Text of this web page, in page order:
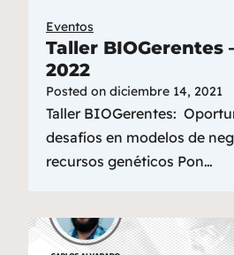
Eventos
Taller BIOGerentes
2022
Posted on diciembre 14, 2021
Taller BIOGerentes:
desafíos en modelos de
recursos genéticos Pon…